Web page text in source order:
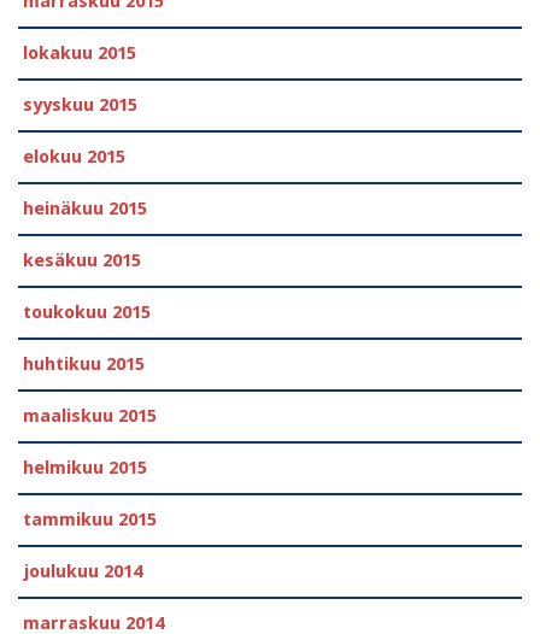
lokakuu 2015
syyskuu 2015
elokuu 2015
heinäkuu 2015
kesäkuu 2015
toukokuu 2015
huhtikuu 2015
maaliskuu 2015
helmikuu 2015
tammikuu 2015
joulukuu 2014
marraskuu 2014